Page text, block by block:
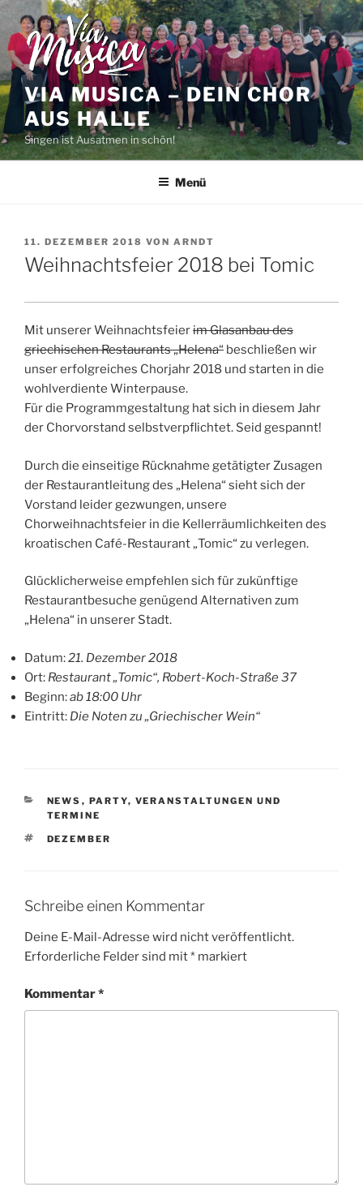
Zum
Inhalt
springen
VIA MUSICA – DEIN CHOR
AUS HALLE
Singen ist Ausatmen in schön!
Menü
VERÖFFENTLICHT
AM
11. DEZEMBER 2018 VON ARNDT
Weihnachtsfeier 2018 bei Tomic
Mit unserer Weihnachtsfeierim Glasanbau des
griechischen Restaurants „Helena“ beschließen wir
unser erfolgreiches Chorjahr 2018 und starten in die
wohlverdiente Winterpause.
Für die Programmgestaltung hat sich in diesem Jahr
der Chorvorstand selbstverpflichtet. Seid gespannt!
Durch die einseitige Rücknahme getätigter Zusagen
der Restaurantleitung des „Helena“ sieht sich der
Vorstand leider gezwungen, unsere
Chorweihnachtsfeier in die Kellerräumlichkeiten des
kroatischen Café-Restaurant „Tomic“ zu verlegen.
Glücklicherweise empfehlen sich für zukünftige
Restaurantbesuche genügend Alternativen zum
„Helena“ in unserer Stadt.
Datum:21. Dezember 2018
Ort: Restaurant „Tomic“, Robert-Koch-Straße 37
Beginn:ab 18:00 Uhr
Eintritt: Die Noten zu „Griechischer Wein“
KATEGORIEN
NEWS , PARTY, VERANSTALTUNGEN UND
TERMINE
SCHLAGWÖRTER
DEZEMBER
Schreibe einen Kommentar
Deine E-Mail-Adresse wird nicht veröffentlicht.
Erforderliche Felder sind mit* markiert
Kommentar*